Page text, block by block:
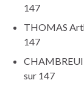
147
THOMAS
147
sur 147